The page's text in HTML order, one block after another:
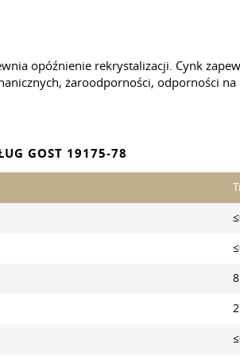
opóźnienie rekrystalizacji. Cynk
żaroodporności, odporności
GOST 19175-78